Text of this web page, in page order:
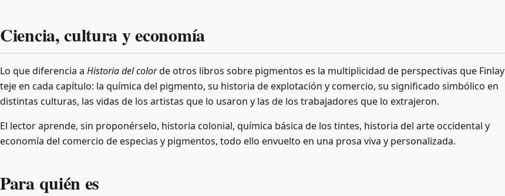
Ciencia, cultura y economía
Lo que diferencia a Historia del colorde otros libros sobre pigmentos es la multiplicidad de perspectivas que Finlay
teje en cada capítulo: la química del pigmento, su historia de explotación y comercio, su significado simbólico en
distintas culturas, las vidas de los artistas que lo usaron y las de los trabajadores que lo extrajeron.
El lector aprende, sin proponérselo, historia colonial, química básica de los tintes, historia del arte occidental y
economía del comercio de especias y pigmentos, todo ello envuelto en una prosa viva y personalizada.
Para quién es